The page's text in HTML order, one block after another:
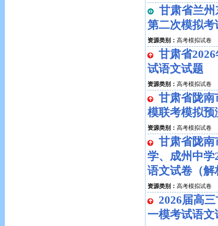
甘肃省兰
第二次模拟
资源类别： 高考模拟试卷
甘肃省
试语文试题
资源类别： 高考模拟试卷
甘肃省陇南
模联考模拟
资源类别： 高考模拟试卷
甘肃省陇
学、成州中学
语文试卷（解
资源类别： 高考模拟试卷
2026届高
一模考试语